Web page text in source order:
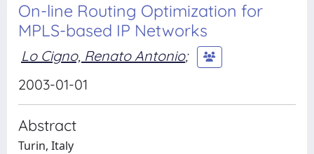
On-line Routing Optimization for
MPLS-based IP Networks
Lo Cigno, Renato Antonio;
2003-01-01
Abstract
Turin, Italy